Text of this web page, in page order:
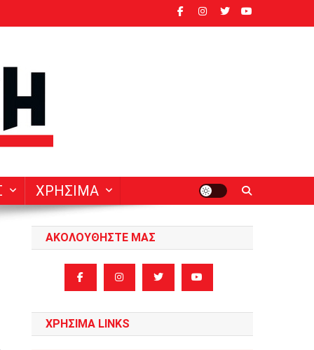
ΧΡΗΣΙΜΑ
ΑΚΟΛΟΥΘΗΣΤΕ ΜΑΣ
ΧΡΗΣΙΜΑ LINKS